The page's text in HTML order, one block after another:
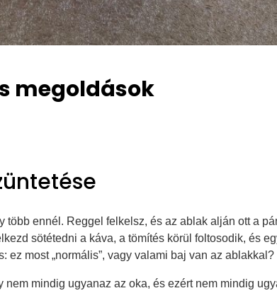
megoldások
ennél. Reggel felkelsz, és az ablak alján ott a
sötétedni a káva, a tömítés körül foltosodik, és
most „normális”, vagy valami baj van az ablakkal?
nem mindig ugyanaz az oka, és ezért nem mindig